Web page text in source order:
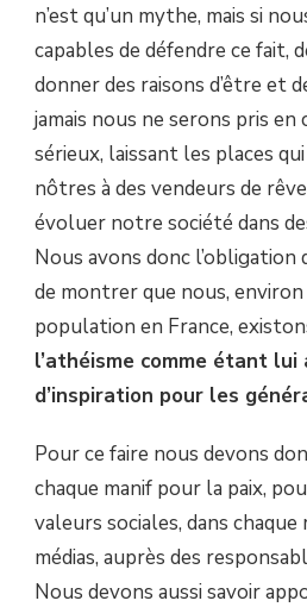
n’est qu’un mythe, mais si
capables de défendre ce fait,
donner des raisons d’être et
jamais nous ne serons pris en
sérieux, laissant les places
nôtres à des vendeurs de
évoluer notre société dans
Nous avons donc l’obligation
de montrer que nous,
population en France,
l’athéisme comme étant lui
d’inspiration pour les
Pour ce faire nous devons
chaque manif pour la paix,
valeurs sociales, dans
médias, auprès des
Nous devons aussi savoir